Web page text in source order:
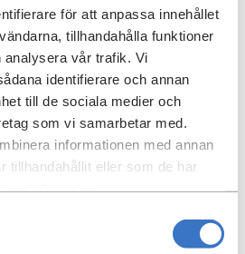
för att anpassa innehållet
tillhandahålla funktioner
vår trafik. Vi
identifierare och annan
till de sociala medier och
som vi samarbetar med.
informationen med annan
tillhandahållit eller som de har
våningar + vind vilket ger totalt
-Råttan 14
är att påbyggnationens stomme